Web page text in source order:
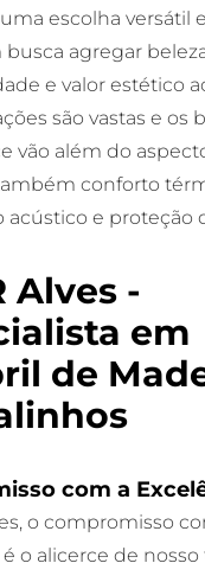
escolha versátil
agregar
e valor estético
são vastas e os
vão além do
conforto
acústico e proteção
Alves -
em
de
com a
o compromisso
o alicerce de nosso